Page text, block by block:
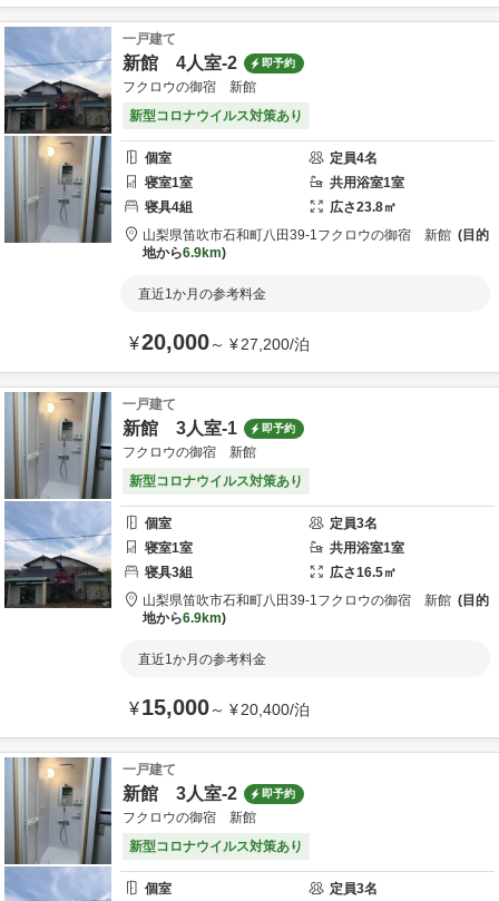
一戸建て
新館 4人室-2 即予約
フクロウの御宿 新館
新型コロナウイルス対策あり
個室 定員4名
寝室1室 共用浴室1室
寝具4組 広さ23.8㎡
山梨県笛吹市石和町八田39-1フクロウの御宿 新館
目的
地から6.9km
直近1か月の参考料金
¥20,000～ ¥27,200/泊
一戸建て
新館 3人室-1 即予約
フクロウの御宿 新館
新型コロナウイルス対策あり
個室 定員3名
寝室1室 共用浴室1室
寝具3組 広さ16.5㎡
山梨県笛吹市石和町八田39-1フクロウの御宿 新館
目的
地から6.9km
直近1か月の参考料金
¥15,000～ ¥20,400/泊
一戸建て
新館 3人室-2 即予約
フクロウの御宿 新館
新型コロナウイルス対策あり
個室 定員3名